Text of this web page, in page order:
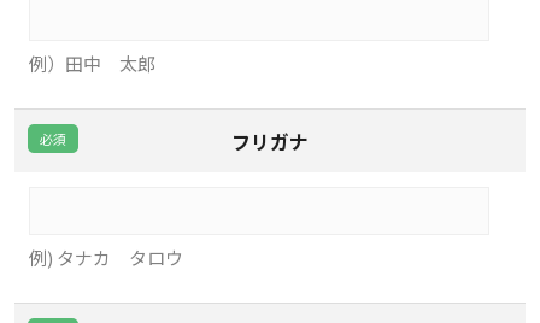
例）田中 太郎
フリガナ
例) タナカ タロウ